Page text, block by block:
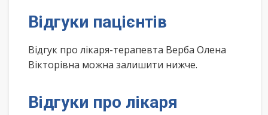
Відгуки пацієнтів
Відгук про лікаря-терапевта Верба Олена
Вікторівна можна залишити нижче.
Відгуки про лікаря